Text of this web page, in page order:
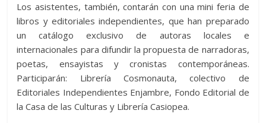
Los asistentes, también, contarán con una mini feria de
libros y editoriales independientes, que han preparado
un catálogo exclusivo de autoras locales e
internacionales para difundir la propuesta de narradoras,
poetas, ensayistas y cronistas contemporáneas.
Participarán: Librería Cosmonauta, colectivo de
Editoriales Independientes Enjambre, Fondo Editorial de
la Casa de las Culturas y Librería Casiopea.